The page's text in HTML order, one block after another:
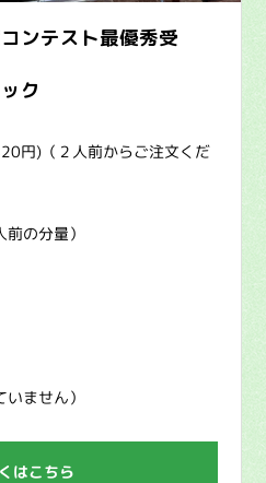
ンテスト最優秀受
ク
円)（２人前からご注文くだ
の分量）
ません）
はこちら